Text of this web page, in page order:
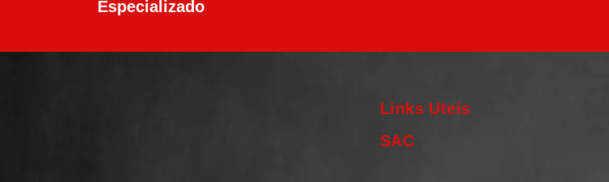
Especializado
Links Uteis
SAC